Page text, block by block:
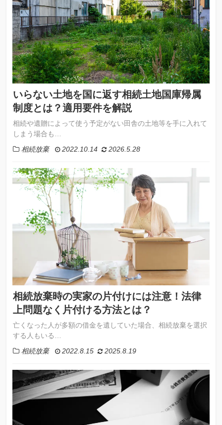
いらない土地を国に返す相続土地国庫帰属
制度とは？適用要件を解説
相続や遺贈によって使う予定がない田舎の土地等を手に入れて
しまう場合も…
2022.10.14
2026.5.28
相続放棄
相続放棄時の実家の片付けには注意！法律
上問題なく片付ける方法とは？
亡くなった人が多額の借金を遺していた場合、相続放棄を選択
する人もいる…
2022.8.15
2025.8.19
相続放棄